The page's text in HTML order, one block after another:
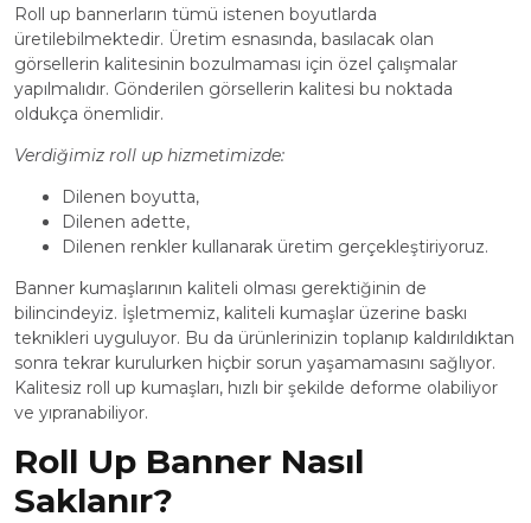
Roll up bannerların tümü istenen boyutlarda
üretilebilmektedir. Üretim esnasında, basılacak olan
görsellerin kalitesinin bozulmaması için özel çalışmalar
yapılmalıdır. Gönderilen görsellerin kalitesi bu noktada
oldukça önemlidir.
Verdiğimiz roll up hizmetimizde:
Dilenen boyutta,
Dilenen adette,
Dilenen renkler kullanarak üretim gerçekleştiriyoruz.
Banner kumaşlarının kaliteli olması gerektiğinin de
bilincindeyiz. İşletmemiz, kaliteli kumaşlar üzerine baskı
teknikleri uyguluyor. Bu da ürünlerinizin toplanıp kaldırıldıktan
sonra tekrar kurulurken hiçbir sorun yaşamamasını sağlıyor.
Kalitesiz roll up kumaşları, hızlı bir şekilde deforme olabiliyor
ve yıpranabiliyor.
Roll Up Banner Nasıl
Saklanır?